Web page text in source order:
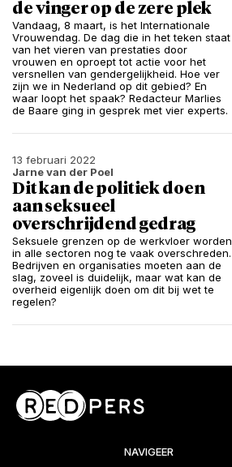
de vinger op de zere plek
Vandaag, 8 maart, is het Internationale
Vrouwendag. De dag die in het teken staat
van het vieren van prestaties door
vrouwen en oproept tot actie voor het
versnellen van gendergelijkheid. Hoe ver
zijn we in Nederland op dit gebied? En
waar loopt het spaak? Redacteur Marlies
de Baare ging in gesprek met vier experts.
13 februari 2022
Jarne van der Poel
Dit kan de politiek doen
aan seksueel
overschrijdend gedrag
Seksuele grenzen op de werkvloer worden
in alle sectoren nog te vaak overschreden.
Bedrijven en organisaties moeten aan de
slag, zoveel is duidelijk, maar wat kan de
overheid eigenlijk doen om dit bij wet te
regelen?
NAVIGEER